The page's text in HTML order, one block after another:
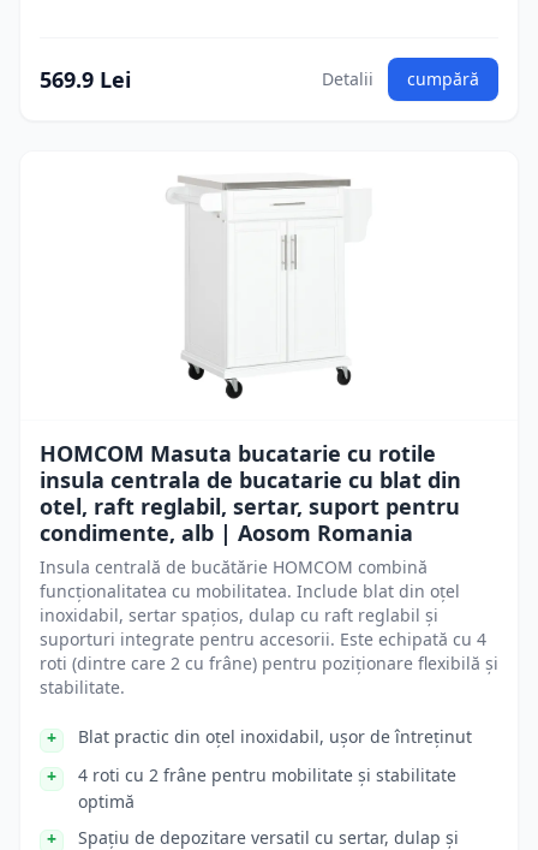
569.9 Lei Detalii cumpără
HOMCOM Masuta bucatarie cu rotile
insula centrala de bucatarie cu blat din
otel, raft reglabil, sertar, suport pentru
condimente, alb | Aosom Romania
Insula centrală de bucătărie HOMCOM combină
funcționalitatea cu mobilitatea. Include blat din oțel
inoxidabil, sertar spațios, dulap cu raft reglabil și
suporturi integrate pentru accesorii. Este echipată cu 4
roti (dintre care 2 cu frâne) pentru poziționare flexibilă și
stabilitate.
Blat practic din oțel inoxidabil, ușor de întreținut
4 roti cu 2 frâne pentru mobilitate și stabilitate
optimă
Spațiu de depozitare versatil cu sertar, dulap și